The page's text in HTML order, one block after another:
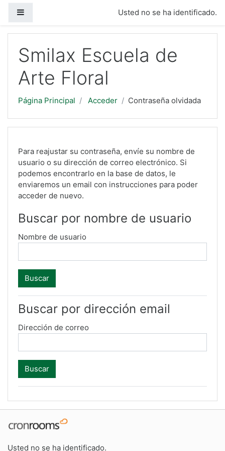
Usted no se ha identificado.
Smilax Escuela de
Arte Floral
Página Principal Acceder Contraseña olvidada
Para reajustar su contraseña, envíe su nombre de
usuario o su dirección de correo electrónico. Si
podemos encontrarlo en la base de datos, le
enviaremos un email con instrucciones para poder
acceder de nuevo.
Buscar por nombre de usuario
Nombre de usuario
Buscar por dirección email
Dirección de correo
Usted no se ha identificado.